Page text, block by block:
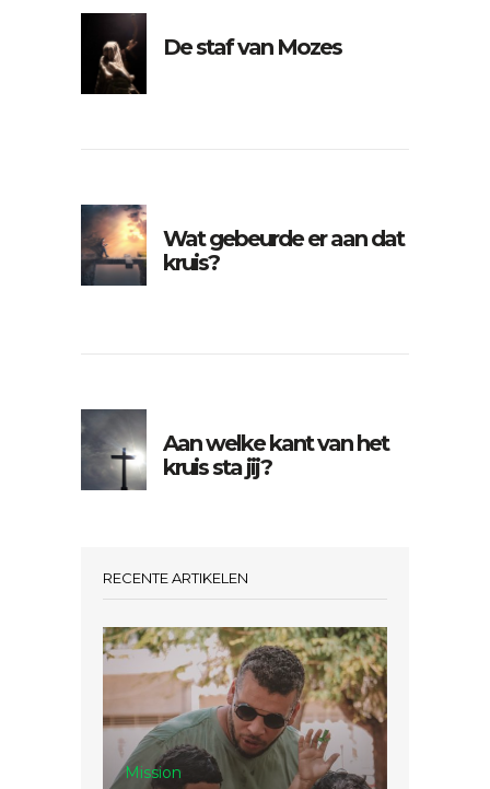
De staf van Mozes
Wat gebeurde er aan dat
kruis?
Aan welke kant van het
kruis sta jij?
RECENTE ARTIKELEN
Mission